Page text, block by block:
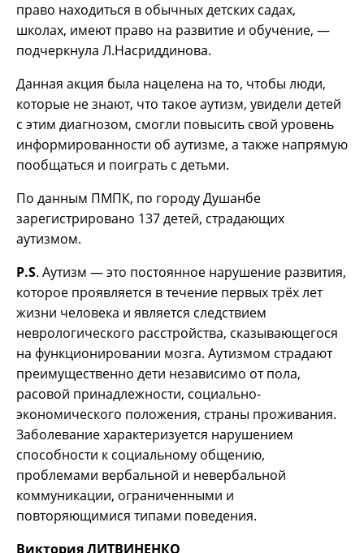
право находиться в обычных детских садах,
школах, имеют право на развитие и обучение, —
подчеркнула Л.Насриддинова.
Данная акция была нацелена на то, чтобы люди,
которые не знают, что такое аутизм, увидели детей
с этим диагнозом, смогли повысить свой уровень
информированности об аутизме, а также напрямую
пообщаться и поиграть с детьми.
По данным ПМПК, по городу Душанбе
зарегистрировано 137 детей, страдающих
аутизмом.
Р.S. Аутизм — это постоянное нарушение развития,
которое проявляется в течение первых трёх лет
жизни человека и является следствием
неврологического расстройства, сказывающегося
на функционировании мозга. Аутизмом страдают
преимущественно дети независимо от пола,
расовой принадлежности, социально-
экономического положения, страны проживания.
Заболевание характеризуется нарушением
способности к социальному общению,
проблемами вербальной и невербальной
коммуникации, ограниченными и
повторяющимися типами поведения.
Виктория ЛИТВИНЕНКО